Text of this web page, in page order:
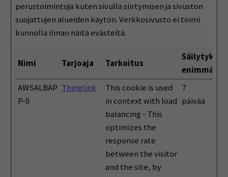
perustoimintoja kuten sivulla siirtymisen ja sivuston
suojattujen alueiden käytön. Verkkosivusto ei toimi
kunnolla ilman näitä evästeitä.
Nimi Tarjoaja Tarkoitus
Säilytyksen
AWSALBAP
P-0
Thinglink
This cookie is used
in context with load
balancing - This
optimizes the
response rate
between the visitor
and the site, by
7
päivää